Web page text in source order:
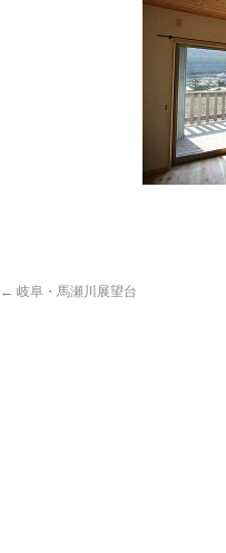
← 岐阜・馬瀬川展望台